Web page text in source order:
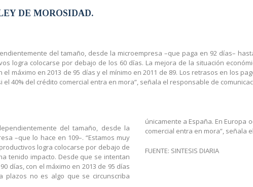
DE MOROSIDAD.
del tamaño, desde la microempresa –que paga en 92 días–
logra colocarse por debajo de los 60 días. La mejora de la situación
máximo en 2013 de 95 días y el mínimo en 2011 de 89. Los retrasos en los
el 40% del crédito comercial entra en mora”, señala el responsable de
del tamaño, desde la
–que lo hace en 109–. “Estamos muy
logra colocarse por debajo de
tenido impacto. Desde que se intentan
días, con el máximo en 2013 de 95 días
plazos no es algo que se circunscriba
únicamente a España. En Europa
comercial entra en mora”, señala
FUENTE: SINTESIS DIARIA